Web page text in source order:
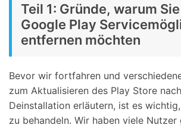
Teil 1: Gründe, warum
Google Play
entfernen möchten
Bevor wir fortfahren und
zum Aktualisieren des Play Store
Deinstallation erläutern, ist es
zu behandeln. Wir haben viele